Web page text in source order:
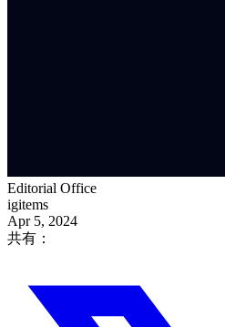
Editorial Office
igitems
Apr 5, 2024
共有：